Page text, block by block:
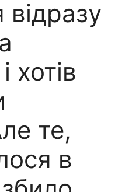
хотів
те,
в